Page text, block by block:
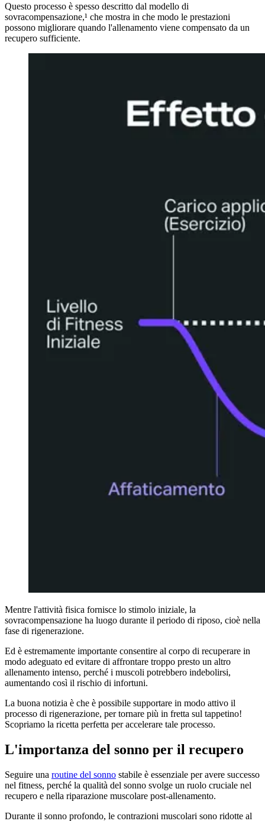
Questo processo è spesso descritto dal modello di
sovracompensazione,¹ che mostra in che modo le prestazioni
possono migliorare quando l'allenamento viene compensato da un
recupero sufficiente.
Mentre l'attività fisica fornisce lo stimolo iniziale, la
sovracompensazione ha luogo durante il periodo di riposo, cioè nella
fase di rigenerazione.
Ed è estremamente importante consentire al corpo di recuperare in
modo adeguato ed evitare di affrontare troppo presto un altro
allenamento intenso, perché i muscoli potrebbero indebolirsi,
aumentando così il rischio di infortuni.
La buona notizia è che è possibile supportare in modo attivo il
processo di rigenerazione, per tornare più in fretta sul tappetino!
Scopriamo la ricetta perfetta per accelerare tale processo.
L'importanza del sonno per il recupero
Seguire una routine del sonno stabile è essenziale per avere successo
nel fitness, perché la qualità del sonno svolge un ruolo cruciale nel
recupero e nella riparazione muscolare post-allenamento.
Durante il sonno profondo, le contrazioni muscolari sono ridotte al